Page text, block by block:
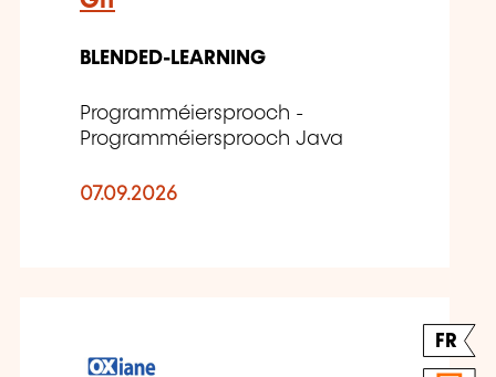
BLENDED-LEARNING
Programméiersprooch -
Programméiersprooch Java
07.09.2026
FR